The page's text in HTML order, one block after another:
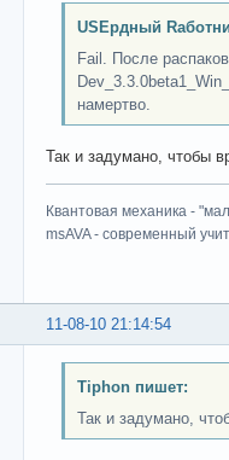
USEрдный
Fail. После
намертво.
Так и задумано, чтобы
Квантовая механика -
msAVA - современный
11-08-10 21:14:54
Tiphon пишет:
Так и задумано,